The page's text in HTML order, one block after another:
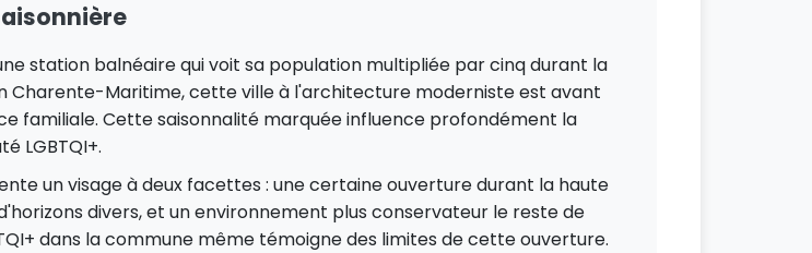
station balnéaire qui voit sa population multipliée par cinq durant la
Charente-Maritime, cette ville à l'architecture moderniste est avant
familiale. Cette saisonnalité marquée influence profondément la
LGBTQI+.
un visage à deux facettes : une certaine ouverture durant la haute
divers, et un environnement plus conservateur le reste de
dans la commune même témoigne des limites de cette ouverture.